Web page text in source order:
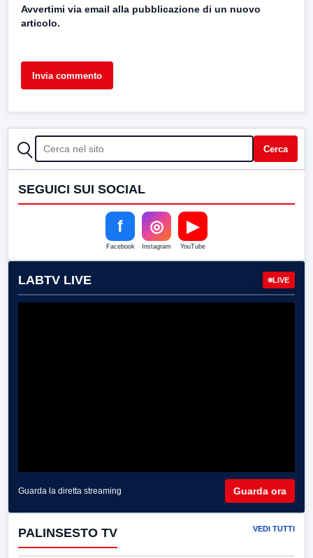
Avvertimi via email alla pubblicazione di un nuovo
articolo.
CERCA Cerca
SEGUICI SUI SOCIAL
f
Facebook
◎
Instagram
▶
YouTube
LABTV LIVE LIVE
Guarda la diretta streaming Guarda ora
PALINSESTO TV VEDI TUTTI